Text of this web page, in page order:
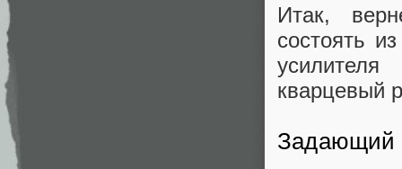
Итак,
состоять
кварцевый
Задающий